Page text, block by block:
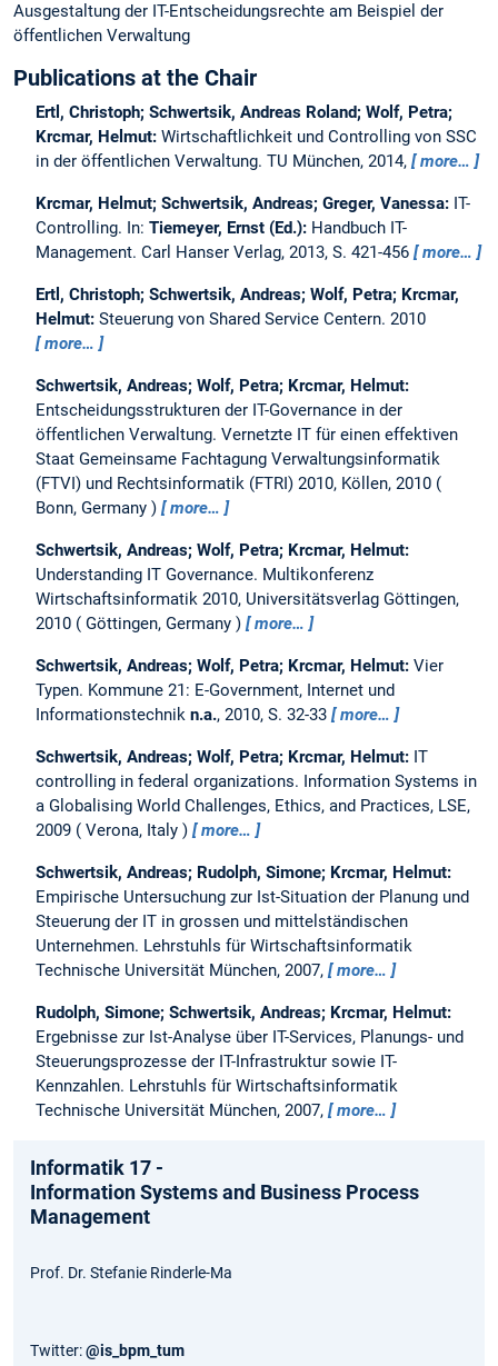
Ausgestaltung der IT-Entscheidungsrechte am Beispiel der
öffentlichen Verwaltung
Publications at the Chair
Ertl, Christoph; Schwertsik, Andreas Roland; Wolf, Petra;
Krcmar, Helmut: Wirtschaftlichkeit und Controlling von SSC
in der öffentlichen Verwaltung. TU München, 2014, more…
Krcmar, Helmut; Schwertsik, Andreas; Greger, Vanessa: IT-
Controlling. In: Tiemeyer, Ernst (Ed.): Handbuch IT-
Management. Carl Hanser Verlag, 2013, S. 421-456
more…
Ertl, Christoph; Schwertsik, Andreas; Wolf, Petra; Krcmar,
Helmut: Steuerung von Shared Service Centern. 2010
more…
Schwertsik, Andreas; Wolf, Petra; Krcmar, Helmut:
Entscheidungsstrukturen der IT-Governance in der
öffentlichen Verwaltung. Vernetzte IT für einen effektiven
Staat Gemeinsame Fachtagung Verwaltungsinformatik
(FTVI) und Rechtsinformatik (FTRI) 2010, Köllen, 2010
Bonn, Germany
more…
Schwertsik, Andreas; Wolf, Petra; Krcmar, Helmut:
Understanding IT Governance. Multikonferenz
Wirtschaftsinformatik 2010, Universitätsverlag Göttingen,
2010
Göttingen, Germany more…
Schwertsik, Andreas; Wolf, Petra; Krcmar, Helmut: Vier
Typen. Kommune 21: E-Government, Internet und
Informationstechnik n.a., 2010, S. 32-33 more…
Schwertsik, Andreas; Wolf, Petra; Krcmar, Helmut: IT
controlling in federal organizations. Information Systems in
a Globalising World Challenges, Ethics, and Practices, LSE,
2009
Verona, Italy more…
Schwertsik, Andreas; Rudolph, Simone; Krcmar, Helmut:
Empirische Untersuchung zur Ist-Situation der Planung und
Steuerung der IT in grossen und mittelständischen
Unternehmen. Lehrstuhls für Wirtschaftsinformatik
Technische Universität München, 2007,
more…
Rudolph, Simone; Schwertsik, Andreas; Krcmar, Helmut:
Ergebnisse zur Ist-Analyse über IT-Services, Planungs- und
Steuerungsprozesse der IT-Infrastruktur sowie IT-
Kennzahlen. Lehrstuhls für Wirtschaftsinformatik
Technische Universität München, 2007,
more…
Informatik 17 -
Information Systems and Business Process
Management
Prof. Dr. Stefanie Rinderle-Ma
Twitter:@is_bpm_tum